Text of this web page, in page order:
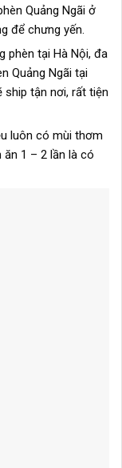
Quảng Ngãi ở
để chưng yến.
phèn tại Hà Nội, đa
Quảng Ngãi tại
ship tận nơi, rất tiện
luôn có mùi thơm
1 – 2 lần là có